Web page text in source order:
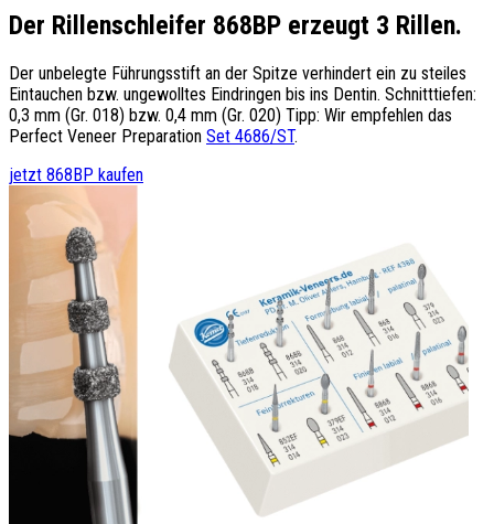
Der Rillenschleifer 868BP erzeugt 3 Rillen.
Der unbelegte Führungsstift an der Spitze verhindert ein zu steiles
Eintauchen bzw. ungewolltes Eindringen bis ins Dentin. Schnitttiefen:
0,3 mm (Gr. 018) bzw. 0,4 mm (Gr. 020) Tipp: Wir empfehlen das
Perfect Veneer Preparation Set 4686/ST.
jetzt 868BP kaufen